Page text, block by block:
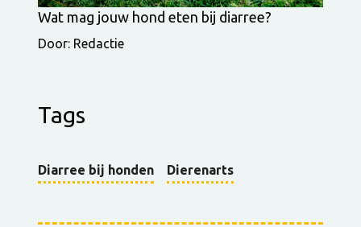
Wat mag jouw hond eten bij diarree?
Door: Redactie
Tags
Diarree bij honden Dierenarts